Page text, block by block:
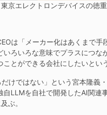
京エレクトロンデバイスの徳
は「メーカー化はあくまで手
ろいろな意味でプラスにつな
とができる会社にしたいとい
けではない」という宮本隆義
LLMを自社で開発したAI関連
ぶ。